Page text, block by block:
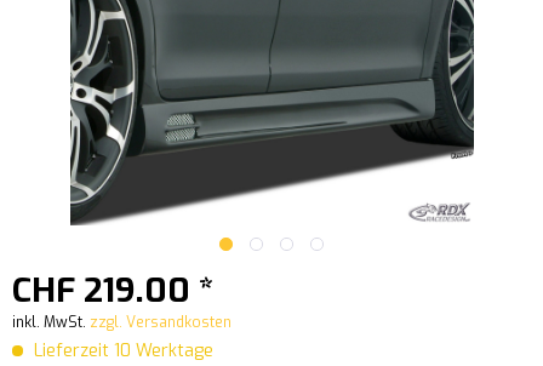
CHF 219.00 *
inkl. MwSt. zzgl. Versandkosten
Lieferzeit 10 Werktage